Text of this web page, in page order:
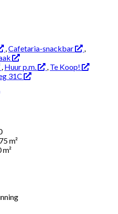
,Cafetaria-snackbar
,
, Huur p.m. , Te Koop!
31C
75 m²
m²